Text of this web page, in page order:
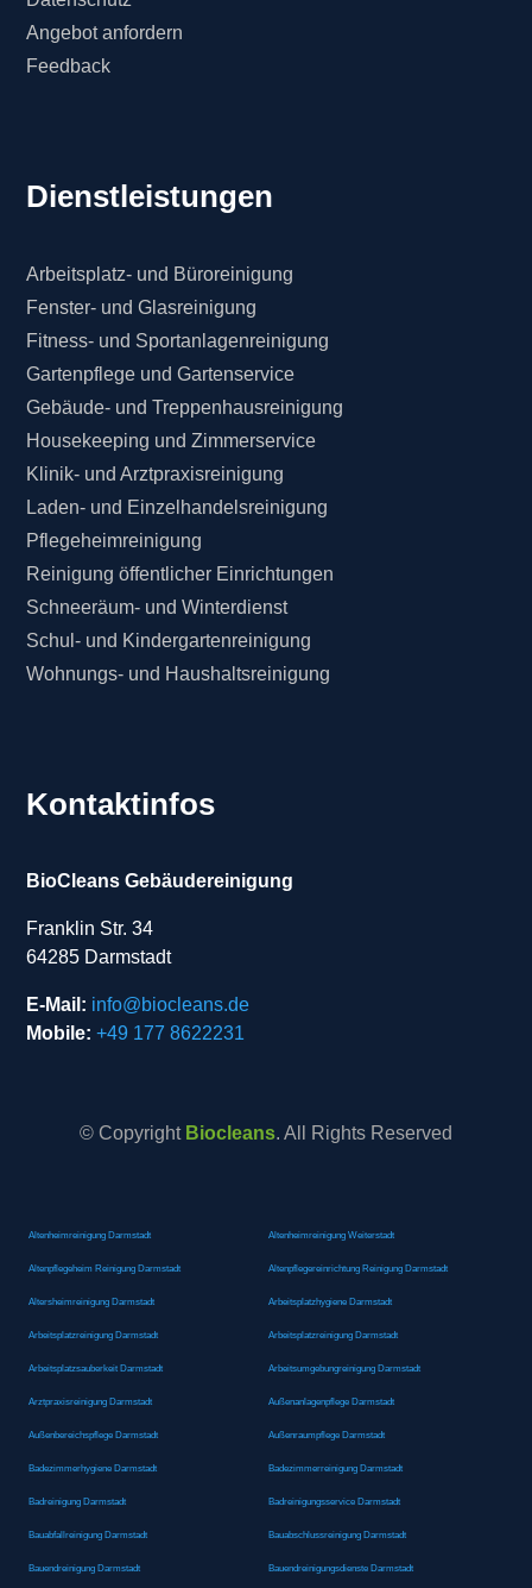
Angebot anfordern
Feedback
Dienstleistungen
Arbeitsplatz- und Büroreinigung
Fenster- und Glasreinigung
Fitness- und Sportanlagenreinigung
Gartenpflege und Gartenservice
Gebäude- und Treppenhausreinigung
Housekeeping und Zimmerservice
Klinik- und Arztpraxisreinigung
Laden- und Einzelhandelsreinigung
Pflegeheimreinigung
Reinigung öffentlicher Einrichtungen
Schneeräum- und Winterdienst
Schul- und Kindergartenreinigung
Wohnungs- und Haushaltsreinigung
Kontaktinfos
BioCleans Gebäudereinigung
Franklin Str. 34
64285 Darmstadt
E-Mail: info@biocleans.de
Mobile: +49 177 8622231
© Copyright Biocleans. All Rights Reserved
Altenheimreinigung Darmstadt Altenheimreinigung Weiterstadt
Altenpflegeheim Reinigung Darmstadt Altenpflegereinrichtung Reinigung Darmstadt
Altersheimreinigung Darmstadt Arbeitsplatzhygiene Darmstadt
Arbeitsplatzreinigung Darmstadt Arbeitsplatzreinigung Darmstadt
Arbeitsplatzsauberkeit Darmstadt Arbeitsumgebungreinigung Darmstadt
Arztpraxisreinigung Darmstadt Außenanlagenpflege Darmstadt
Außenbereichspflege Darmstadt Außenraumpflege Darmstadt
Badezimmerhygiene Darmstadt Badezimmerreinigung Darmstadt
Badreinigung Darmstadt Badreinigungsservice Darmstadt
Bauabfallreinigung Darmstadt Bauabschlussreinigung Darmstadt
Bauendreinigung Darmstadt Bauendreinigungsdienste Darmstadt